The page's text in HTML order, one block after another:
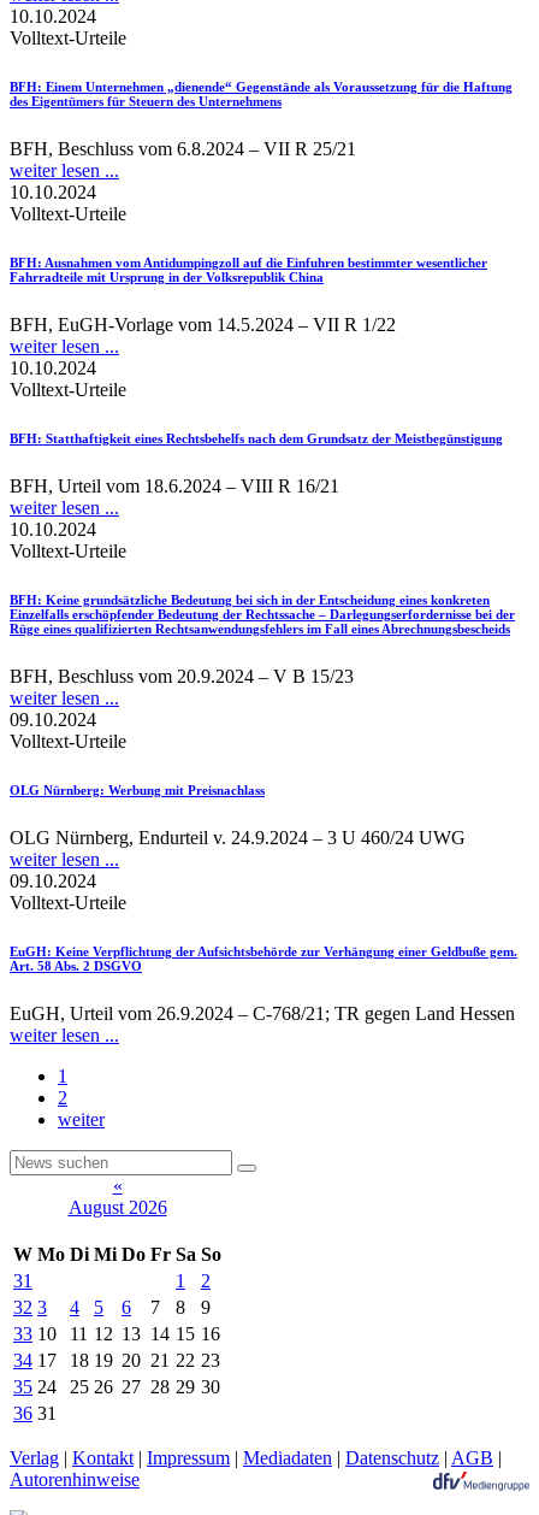
10.10.2024
Volltext-Urteile
BFH: Einem Unternehmen „dienende“ Gegenstände als Voraussetzung für die Haftung
des Eigentümers für Steuern des Unternehmens
BFH, Beschluss vom 6.8.2024 – VII R 25/21
weiter lesen ...
10.10.2024
Volltext-Urteile
BFH: Ausnahmen vom Antidumpingzoll auf die Einfuhren bestimmter wesentlicher
Fahrradteile mit Ursprung in der Volksrepublik China
BFH, EuGH-Vorlage vom 14.5.2024 – VII R 1/22
weiter lesen ...
10.10.2024
Volltext-Urteile
BFH: Statthaftigkeit eines Rechtsbehelfs nach dem Grundsatz der Meistbegünstigung
BFH, Urteil vom 18.6.2024 – VIII R 16/21
weiter lesen ...
10.10.2024
Volltext-Urteile
BFH: Keine grundsätzliche Bedeutung bei sich in der Entscheidung eines konkreten
Einzelfalls erschöpfender Bedeutung der Rechtssache – Darlegungserfordernisse bei der
Rüge eines qualifizierten Rechtsanwendungsfehlers im Fall eines Abrechnungsbescheids
BFH, Beschluss vom 20.9.2024 – V B 15/23
weiter lesen ...
09.10.2024
Volltext-Urteile
OLG Nürnberg: Werbung mit Preisnachlass
OLG Nürnberg, Endurteil v. 24.9.2024 – 3 U 460/24 UWG
weiter lesen ...
09.10.2024
Volltext-Urteile
EuGH: Keine Verpflichtung der Aufsichtsbehörde zur Verhängung einer Geldbuße gem.
Art. 58 Abs. 2 DSGVO
EuGH, Urteil vom 26.9.2024 – C-768/21; TR gegen Land Hessen
weiter lesen ...
1
2
weiter
«
August 2026
W Mo Di Mi Do Fr Sa So
31
1
2
32 3 4 5 6 7 8
9
33 10 11 12 13 14 15 16
34 17 18 19 20 21 22 23
35 24 25 26 27 28 29 30
36 31
Verlag | Kontakt | Impressum | Mediadaten | Datenschutz | AGB |
Autorenhinweise